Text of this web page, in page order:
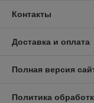
Контакты
Доставка и оплата
Полная версия
Политика